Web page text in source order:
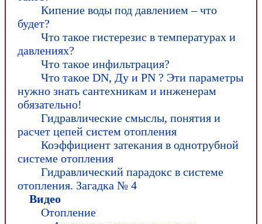
Кипение воды под давлением – что
будет?
Что такое гистерезис в температурах и
давлениях?
Что такое инфильтрация?
Что такое DN, Ду и PN ? Эти параметры
нужно знать сантехникам и инженерам
обязательно!
Гидравлические смыслы, понятия и
расчет цепей систем отопления
Коэффициент затекания в однотрубной
системе отопления
Гидравлический парадокс в системе
отопления. Загадка № 4
Видео
Отопление